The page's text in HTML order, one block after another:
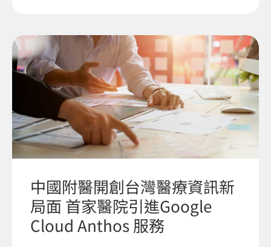
中國附醫開創台灣醫療資訊新
局面 首家醫院引進Google
Cloud Anthos 服務